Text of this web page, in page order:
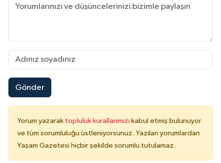
Gönder
Yorum yazarak topluluk kurallarımızı kabul etmiş bulunuyor
ve tüm sorumluluğu üstleniyorsunuz. Yazılan yorumlardan
Yaşam Gazetesi hiçbir şekilde sorumlu tutulamaz.